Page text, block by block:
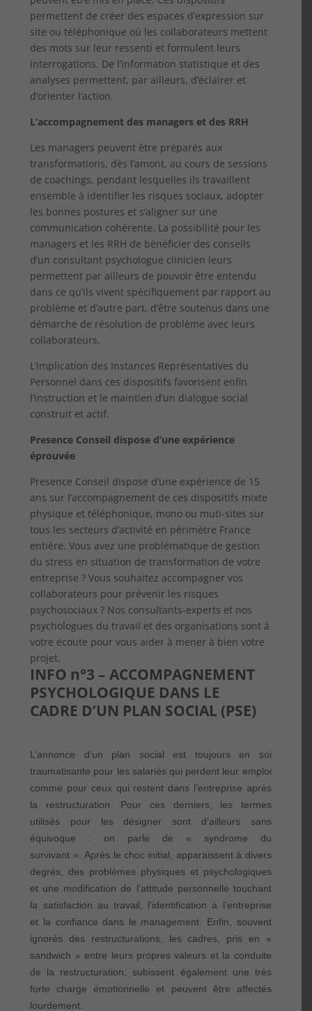
permettent de créer des espaces d’expression sur
site ou téléphonique où les collaborateurs mettent
des mots sur leur ressenti et formulent leurs
interrogations. De l’information statistique et des
analyses permettent, par ailleurs, d’éclairer et
d’orienter l’action.
L’accompagnement des managers et des RRH
Les managers peuvent être préparés aux
transformations, dès l’amont, au cours de sessions
de coachings, pendant lesquelles ils travaillent
ensemble à identifier les risques sociaux, adopter
les bonnes postures et s’aligner sur une
communication cohérente. La possibilité pour les
managers et les RRH de bénéficier des conseils
d’un consultant psychologue clinicien leurs
permettent par ailleurs de pouvoir être entendu
dans ce qu’ils vivent spécifiquement par rapport au
problème et d’autre part, d’être soutenus dans une
démarche de résolution de problème avec leurs
collaborateurs.
L’implication des Instances Représentatives du
Personnel dans ces dispositifs favorisent enfin
l’instruction et le maintien d’un dialogue social
construit et actif.
Presence Conseil dispose d’une expérience
éprouvée
Presence Conseil dispose d’une expérience de 15
ans sur l’accompagnement de ces dispositifs mixte
physique et téléphonique, mono ou muti-sites sur
tous les secteurs d’activité en périmètre France
entière. Vous avez une problématique de gestion
du stress en situation de transformation de votre
entreprise ? Vous souhaitez accompagner vos
collaborateurs pour prévenir les risques
psychosociaux ? Nos consultants-experts et nos
psychologues du travail et des organisations sont à
votre écoute pour vous aider à mener à bien votre
projet.
INFO n°3 – ACCOMPAGNEMENT
PSYCHOLOGIQUE DANS LE
CADRE D’UN PLAN SOCIAL (PSE)
L’annonce d’un plan social est toujours en soi
traumatisante pour les salariés qui perdent leur emploi
comme pour ceux qui restent dans l’entreprise après
la restructuration. Pour ces derniers, les termes
utilisés pour les désigner sont d’ailleurs sans
équivoque : on parle de « syndrome du
survivant ». Après le choc initial, apparaissent à divers
degrés, des problèmes physiques et psychologiques
et une modification de l’attitude personnelle touchant
la satisfaction au travail, l’identification à l’entreprise
et la confiance dans le management. Enfin, souvent
ignorés des restructurations, les cadres, pris en «
sandwich » entre leurs propres valeurs et la conduite
de la restructuration, subissent également une très
forte charge émotionnelle et peuvent être affectés
lourdement.